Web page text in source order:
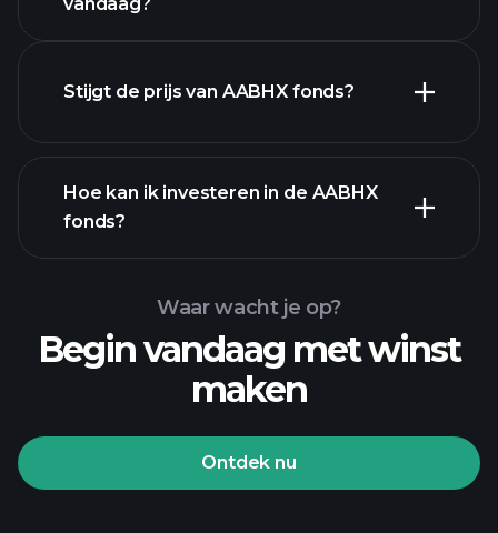
grafiek
Stijgt de prijs van AABHX fonds?
Hoe kan ik investeren in de AABHX
fonds?
Waar wacht je op?
Begin vandaag met winst
maken
Ontdek nu